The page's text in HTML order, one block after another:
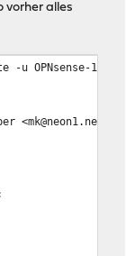
vorher alles
OPNsense-17.1.4-